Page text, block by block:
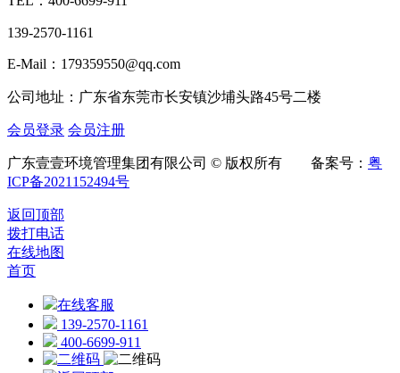
139-2570-1161
E-Mail：179359550@qq.com
公司地址：广东省东莞市长安镇沙埔头路45号二楼
会员登录 会员注册
广东壹壹环境管理集团有限公司 © 版权所有 备案号： 粤
ICP备2021152494号
返回顶部
拨打电话
在线地图
首页
在线客服
139-2570-1161
400-6699-911